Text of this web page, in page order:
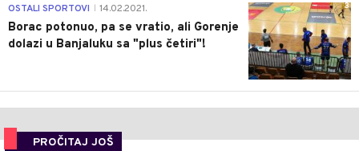
3
OSTALI SPORTOVI 14.02.2021.
Borac potonuo, pa se vratio, ali Gorenje
dolazi u Banjaluku sa "plus četiri"!
PROČITAJ JOŠ